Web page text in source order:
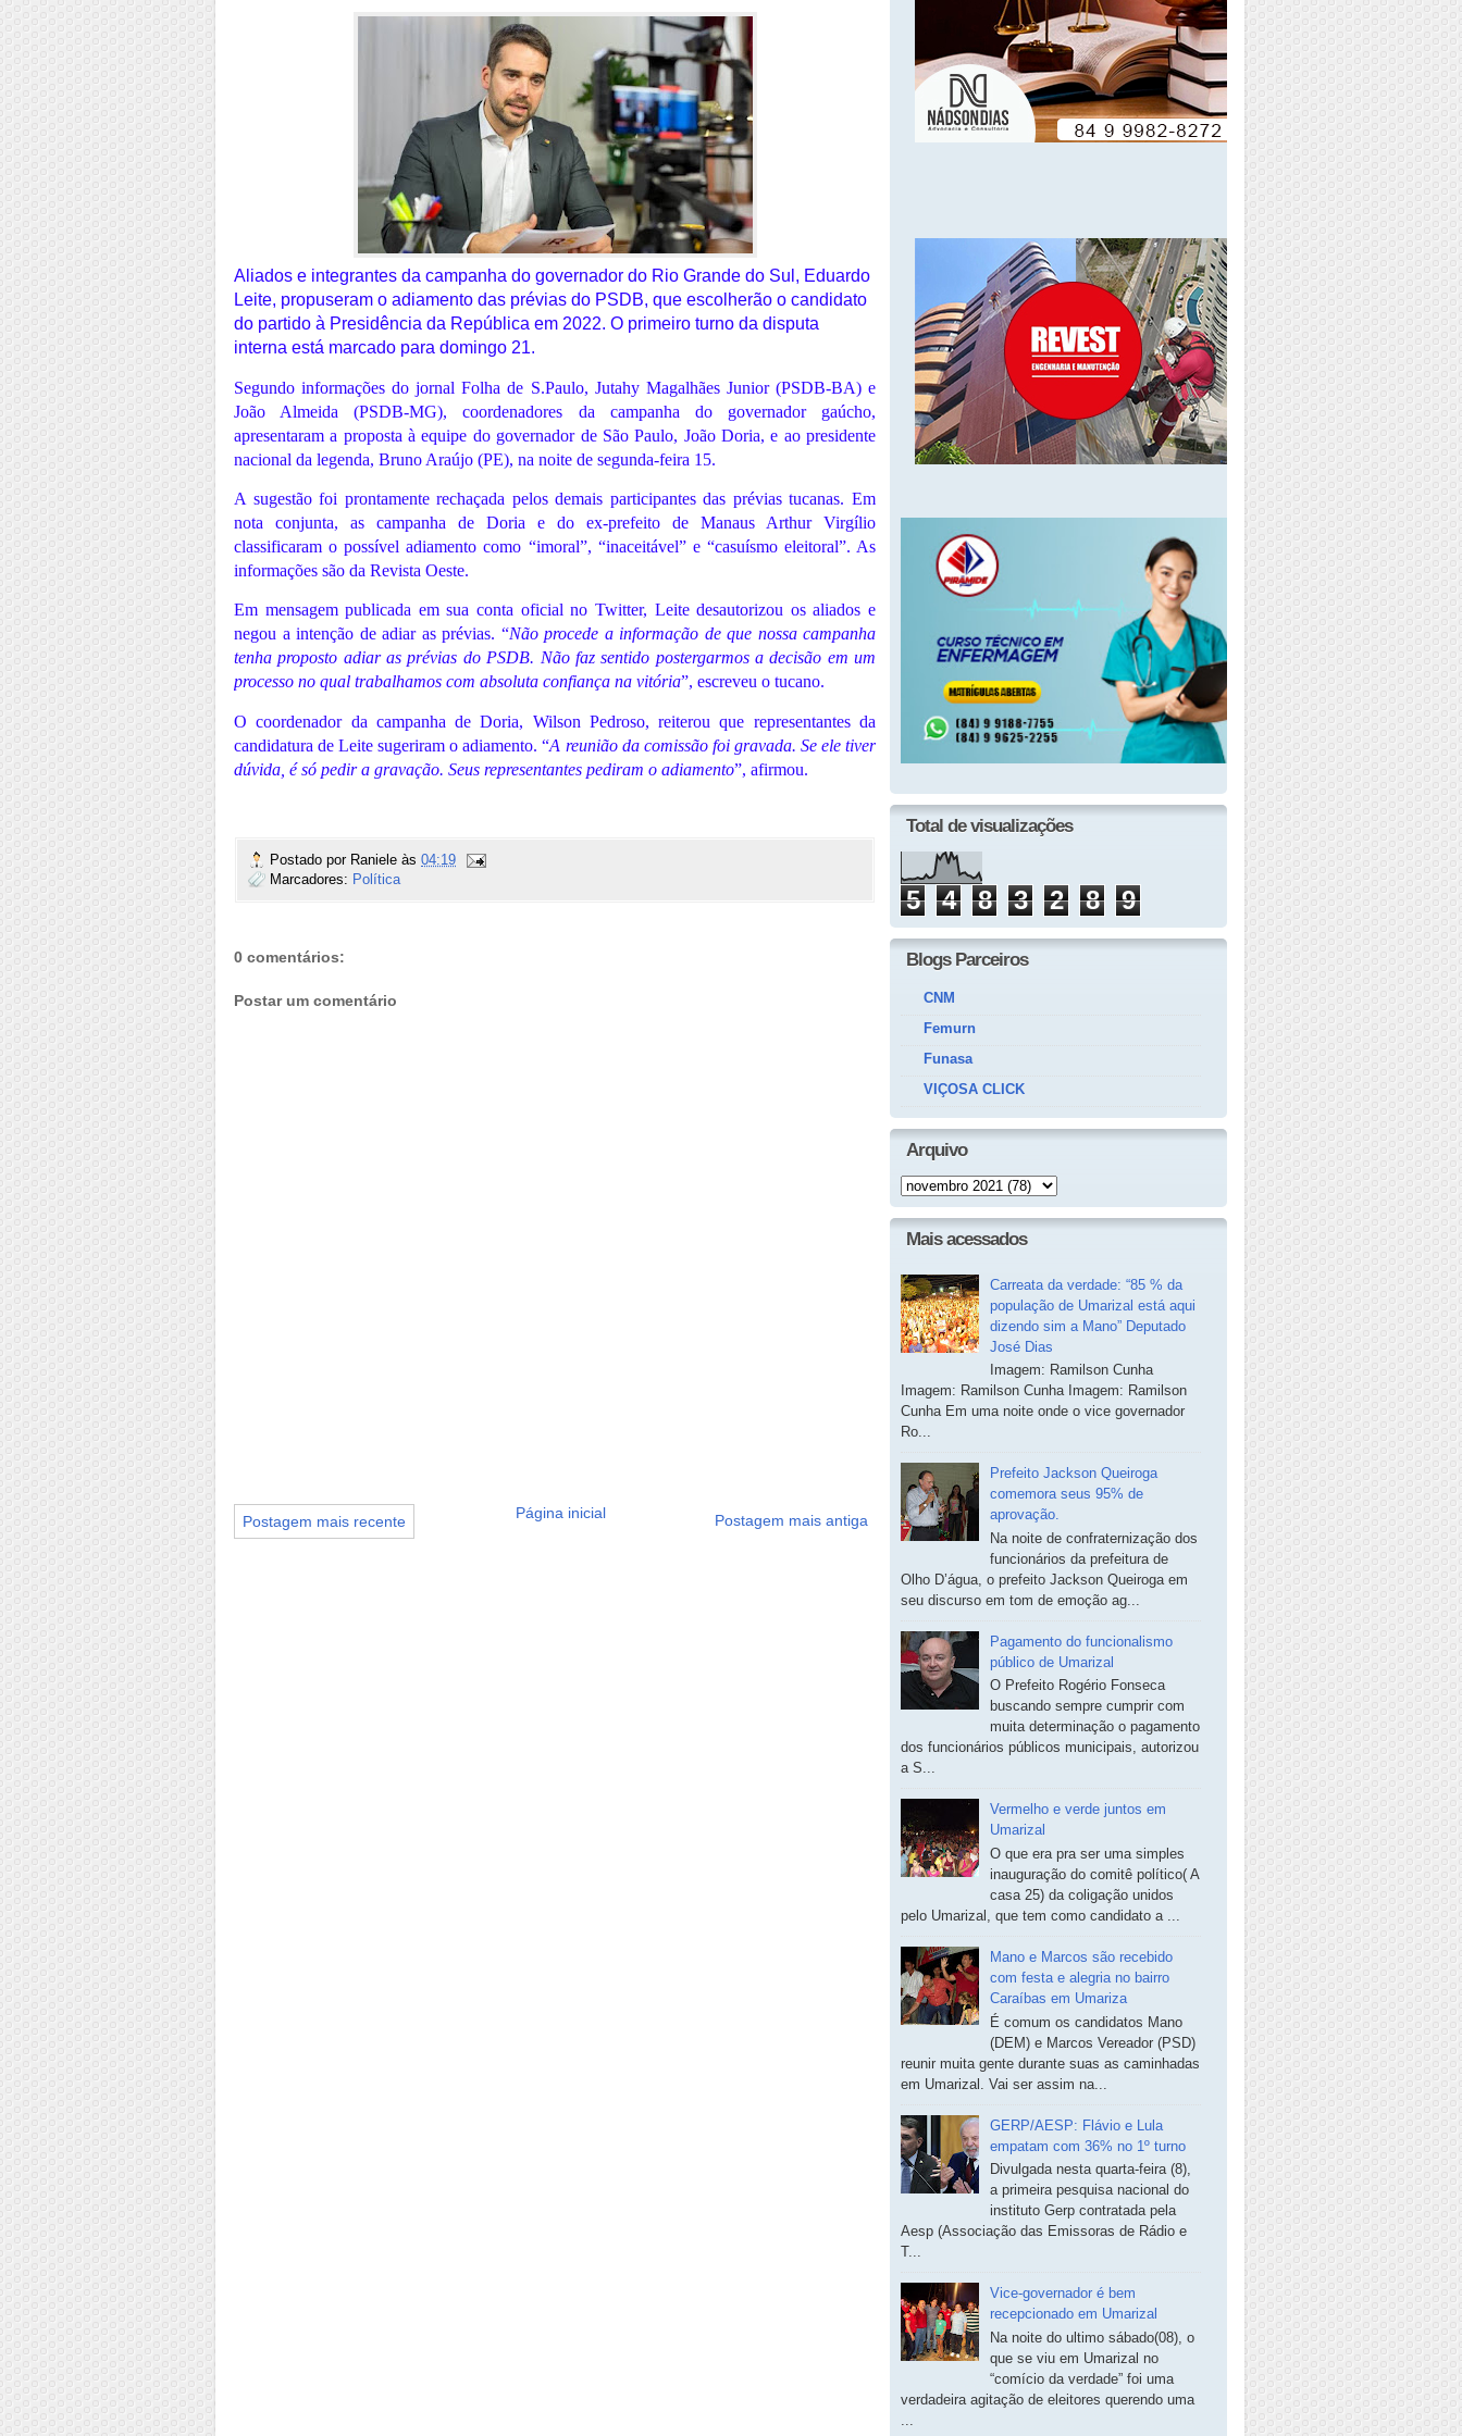
Aliados e integrantes da campanha do governador do Rio Grande do Sul, Eduardo
Leite, propuseram o adiamento das prévias do PSDB, que escolherão o candidato
do partido à Presidência da República em 2022. O primeiro turno da disputa
interna está marcado para domingo 21.
Segundo informações do jornal Folha de S.Paulo, Jutahy Magalhães Junior (PSDB-BA) e
João Almeida (PSDB-MG), coordenadores da campanha do governador gaúcho,
apresentaram a proposta à equipe do governador de São Paulo, João Doria, e ao presidente
nacional da legenda, Bruno Araújo (PE), na noite de segunda-feira 15.
A sugestão foi prontamente rechaçada pelos demais participantes das prévias tucanas. Em
nota conjunta, as campanha de Doria e do ex-prefeito de Manaus Arthur Virgílio
classificaram o possível adiamento como “imoral”, “inaceitável” e “casuísmo eleitoral”. As
informações são da Revista Oeste.
Em mensagem publicada em sua conta oficial no Twitter, Leite desautorizou os aliados e
negou a intenção de adiar as prévias. “Não procede a informação de que nossa campanha
tenha proposto adiar as prévias do PSDB. Não faz sentido postergarmos a decisão em um
processo no qual trabalhamos com absoluta confiança na vitória”, escreveu o tucano.
O coordenador da campanha de Doria, Wilson Pedroso, reiterou que representantes da
candidatura de Leite sugeriram o adiamento. “A reunião da comissão foi gravada. Se ele tiver
dúvida, é só pedir a gravação. Seus representantes pediram o adiamento”, afirmou.
Postado por Raniele às 04:19
Marcadores: Política
0 comentários:
Postar um comentário
Postagem mais recente Postagem mais antiga
Página inicial
Total de visualizações
5 4 8 3 2 8 9
Blogs Parceiros
CNM
Femurn
Funasa
VIÇOSA CLICK
Arquivo
Mais acessados
Carreata da verdade: “85 % da
população de Umarizal está aqui
dizendo sim a Mano” Deputado
José Dias
Imagem: Ramilson Cunha
Imagem: Ramilson Cunha Imagem: Ramilson
Cunha Em uma noite onde o vice governador
Ro...
Prefeito Jackson Queiroga
comemora seus 95% de
aprovação.
Na noite de confraternização dos
funcionários da prefeitura de
Olho D’água, o prefeito Jackson Queiroga em
seu discurso em tom de emoção ag...
Pagamento do funcionalismo
público de Umarizal
O Prefeito Rogério Fonseca
buscando sempre cumprir com
muita determinação o pagamento
dos funcionários públicos municipais, autorizou
a S...
Vermelho e verde juntos em
Umarizal
O que era pra ser uma simples
inauguração do comitê político( A
casa 25) da coligação unidos
pelo Umarizal, que tem como candidato a ...
Mano e Marcos são recebido
com festa e alegria no bairro
Caraíbas em Umariza
É comum os candidatos Mano
(DEM) e Marcos Vereador (PSD)
reunir muita gente durante suas as caminhadas
em Umarizal. Vai ser assim na...
GERP/AESP: Flávio e Lula
empatam com 36% no 1º turno
Divulgada nesta quarta-feira (8),
a primeira pesquisa nacional do
instituto Gerp contratada pela
Aesp (Associação das Emissoras de Rádio e
T...
Vice-governador é bem
recepcionado em Umarizal
Na noite do ultimo sábado(08), o
que se viu em Umarizal no
“comício da verdade” foi uma
verdadeira agitação de eleitores querendo uma